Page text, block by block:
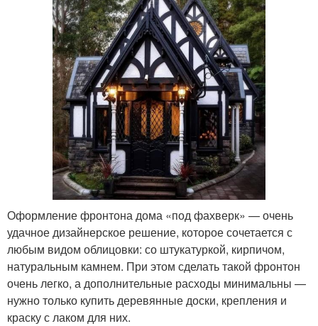
Оформление фронтона дома «под фахверк» — очень
удачное дизайнерское решение, которое сочетается с
любым видом облицовки: со штукатуркой, кирпичом,
натуральным камнем. При этом сделать такой фронтон
очень легко, а дополнительные расходы минимальны —
нужно только купить деревянные доски, крепления и
краску с лаком для них.